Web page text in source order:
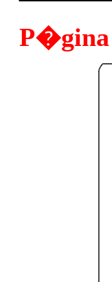
P�gina